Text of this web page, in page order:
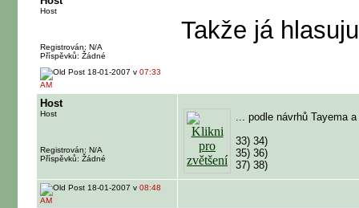
Host
Registrován: N/A
Příspěvků: Žádné
Takže já
18-01-2007 v 07:33
AM
Host
Host
Registrován: N/A
Příspěvků: Žádné
... podle návrhů Tayema a
33) 34)
35) 36)
37) 38)
18-01-2007 v 08:48
AM